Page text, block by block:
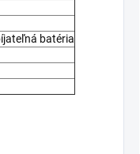
batéria